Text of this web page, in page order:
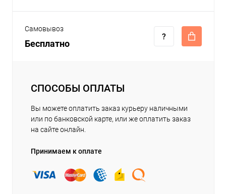
Самовывоз
Бесплатно
СПОСОБЫ ОПЛАТЫ
Вы можете оплатить заказ курьеру наличными
или по банковской карте, или же оплатить заказ
на сайте онлайн.
Принимаем к оплате